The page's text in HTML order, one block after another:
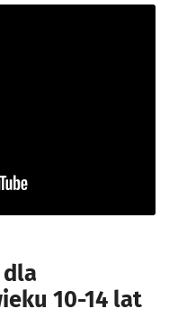
dla
10-14 lat